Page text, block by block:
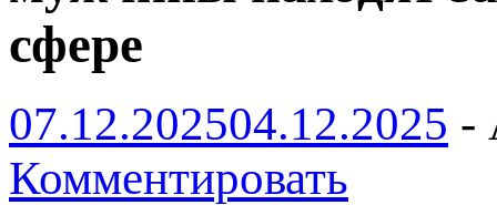
сфере
07.12.202504.12.2025 -
Комментировать